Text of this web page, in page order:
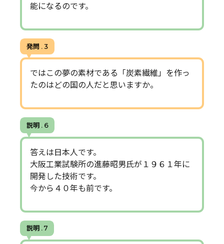
能になるのです。
発問 . 3
ではこの夢の素材である「炭素繊維」を作っ
たのはどの国の人だと思いますか。
説明 . 6
答えは日本人です。
大阪工業試験所の進藤昭男氏が１９６１年に
開発した技術です。
今から４０年も前です。
説明 . 7